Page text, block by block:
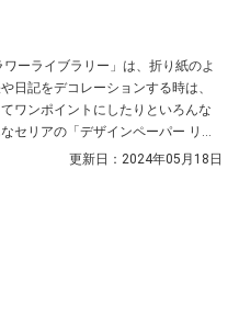
ーライブラリー」は、折り紙のよ
日記をデコレーションする時は、
ワンポイントにしたりといろんな
セリアの「デザインペーパー リト
具に詳しい「Holiday time」さんが
更新日： 2024年05月18日